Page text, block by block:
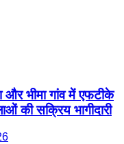
और भीमा गांव में एफटीके
की सक्रिय भागीदारी